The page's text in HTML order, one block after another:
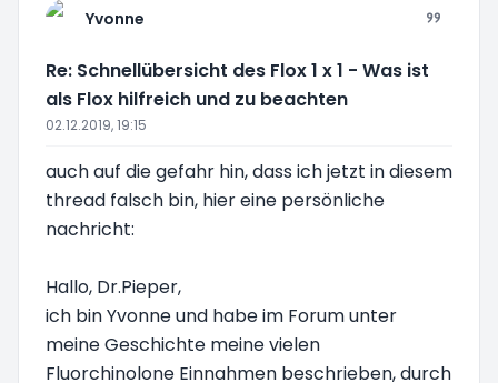
Yvonne
Re: Schnellübersicht des Flox 1 x 1 - Was ist
als Flox hilfreich und zu beachten
02.12.2019, 19:15
auch auf die gefahr hin, dass ich jetzt in diesem
thread falsch bin, hier eine persönliche
nachricht:
Hallo, Dr.Pieper,
ich bin Yvonne und habe im Forum unter
meine Geschichte meine vielen
Fluorchinolone Einnahmen beschrieben, durch